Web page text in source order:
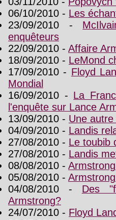
06/10/2010 - Les
23/09/2010 -
enquêteurs
22/09/2010 - Affaire
18/09/2010 - LeMond
17/09/2010 - Floyd
Mondial
16/09/2010 - La
l'enquête sur Lance
13/09/2010 - Une
04/09/2010 - Landis
27/08/2010 - Le toubib
27/08/2010 - Landis
08/08/2010 -
05/08/2010 -
04/08/2010 - Des
Armstrong?
24/07/2010 - Floyd